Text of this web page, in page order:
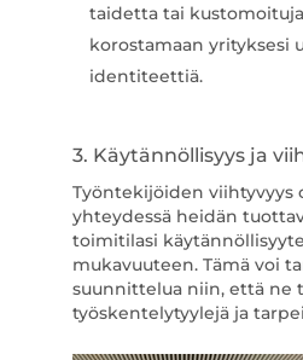
taidetta tai
korostamaan yrityksesi
identiteettiä.
3. Käytännöllisyys ja
Työntekijöiden viihtyvyys
yhteydessä heidän
toimitilasi
mukavuuteen. Tämä voi
suunnittelua niin, että ne
työskentelytyylejä ja